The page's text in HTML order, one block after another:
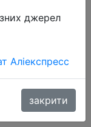
диванов,
джерел
Аліекспресс
закрити